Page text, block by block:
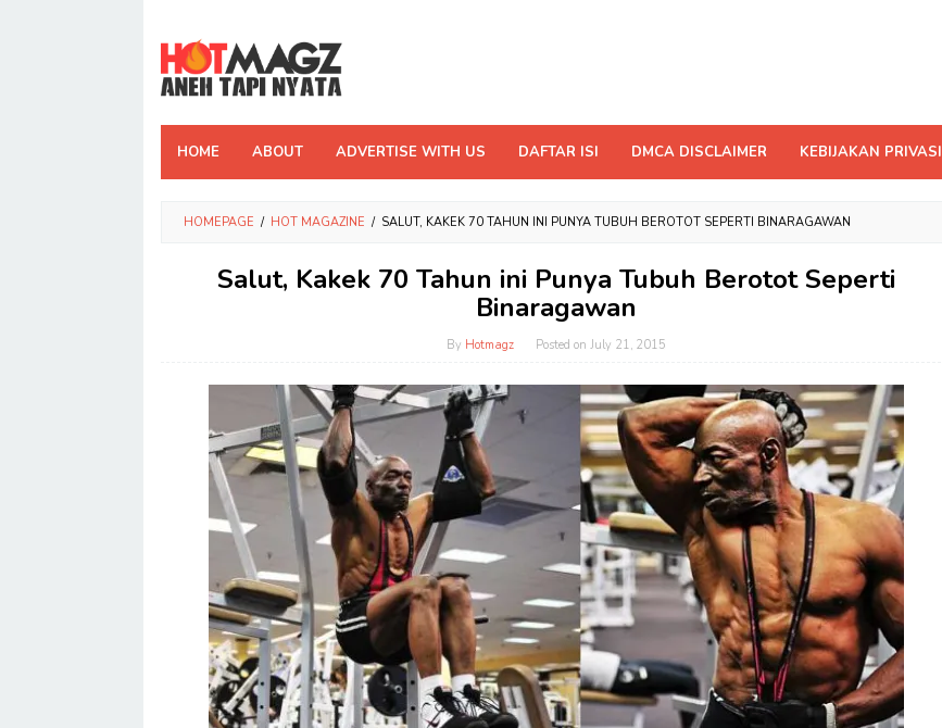
content
HOME ABOUT ADVERTISE WITH US DAFTAR ISI DMCA DISCLAIMER KEBIJAKAN PRIVASI
HOMEPAGE / HOT MAGAZINE / SALUT, KAKEK 70 TAHUN INI PUNYA TUBUH BEROTOT SEPERTI BINARAGAWAN
Salut, Kakek 70 Tahun ini Punya Tubuh Berotot Seperti
Binaragawan
By Hotmagz Posted on July 21, 2015